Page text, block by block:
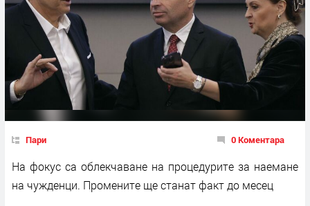
Пари 0 Коментара
На фокус са облекчаване на процедурите за наемане
на чужденци. Промените ще станат факт до месец